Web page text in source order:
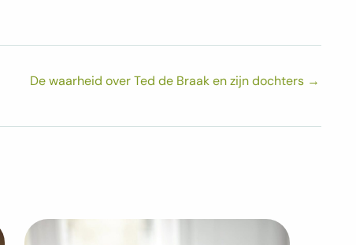
De waarheid over Ted de Braak en zijn dochters →